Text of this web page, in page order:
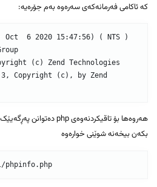
کە ئاکامی فەرمانەکەی سەرەوە بەم جۆرەیە:
6 2020 15:47:56) ( NTS )
(c) Zend Technologies
Copyright (c), by Zend
بکەن بیخەنە شوێنی خوارەوە
phpinfo.php